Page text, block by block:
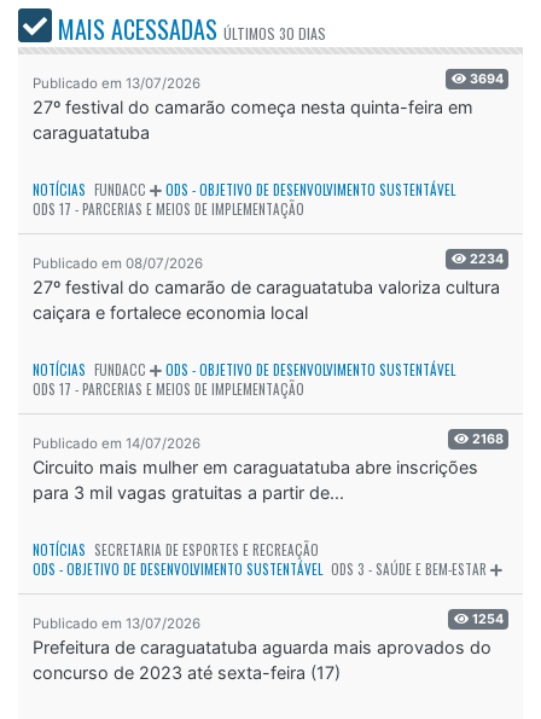
MAIS ACESSADAS ÚLTIMOS 30 DIAS
Publicado em 13/07/2026 3694
27º festival do camarão começa nesta quinta-feira em
caraguatatuba
NOTÍCIAS FUNDACC
ODS - OBJETIVO DE DESENVOLVIMENTO SUSTENTÁVEL
ODS 17 - PARCERIAS E MEIOS DE IMPLEMENTAÇÃO
Publicado em 08/07/2026 2234
27º festival do camarão de caraguatatuba valoriza cultura
caiçara e fortalece economia local
NOTÍCIAS FUNDACC
ODS - OBJETIVO DE DESENVOLVIMENTO SUSTENTÁVEL
ODS 17 - PARCERIAS E MEIOS DE IMPLEMENTAÇÃO
Publicado em 14/07/2026 2168
Circuito mais mulher em caraguatatuba abre inscrições
para 3 mil vagas gratuitas a partir de...
NOTÍCIAS SECRETARIA DE ESPORTES E RECREAÇÃO
ODS - OBJETIVO DE DESENVOLVIMENTO SUSTENTÁVEL ODS 3 - SAÚDE E BEM-ESTAR
Publicado em 13/07/2026 1254
Prefeitura de caraguatatuba aguarda mais aprovados do
concurso de 2023 até sexta-feira (17)